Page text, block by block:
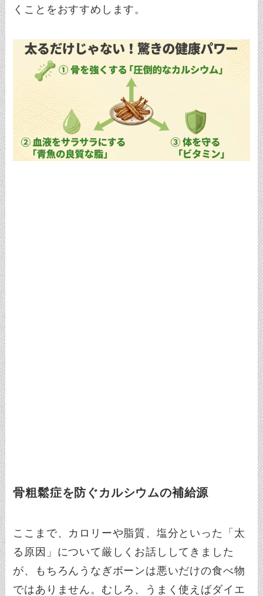
くことをおすすめします。
骨粗鬆症を防ぐカルシウムの補給源
ここまで、カロリーや脂質、塩分といった「太
る原因」について厳しくお話ししてきました
が、もちろんうなぎボーンは悪いだけの食べ物
ではありません。むしろ、うまく使えばダイエ